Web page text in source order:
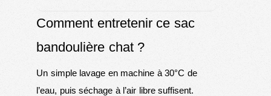
Comment entretenir ce sac
bandoulière chat ?
Un simple lavage en machine à 30°C de
l’eau, puis séchage à l’air libre suffisent.